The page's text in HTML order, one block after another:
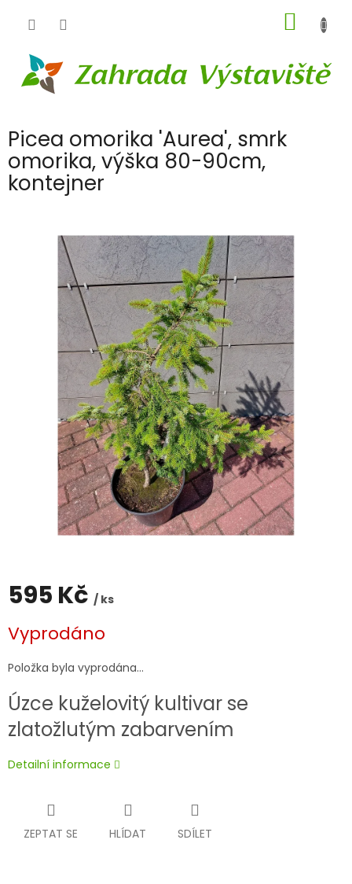
KOŠÍK
Picea omorika 'Aurea', smrk
omorika, výška 80-90cm,
kontejner
595 Kč / ks
cena:
Vyprodáno
Položka byla vyprodána…
Úzce kuželovitý kultivar se
zlatožlutým zabarvením
Detailní informace
ZEPTAT SE HLÍDAT SDÍLET